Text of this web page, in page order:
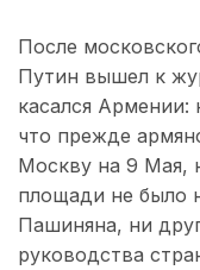
После
Путин вышел к
касался
что прежде
Москву на 9 Мая,
площади не было
Пашиняна, ни
руководства